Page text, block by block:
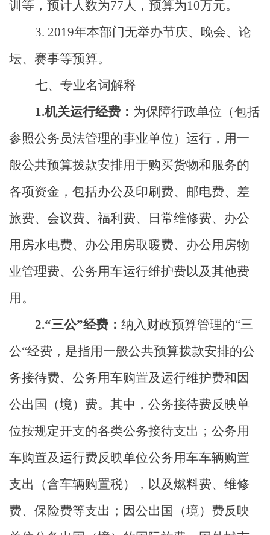
训等，预计人数为77人，预算为10万元。
3. 2019年本部门无举办节庆、晚会、论
坛、赛事等预算。
七、专业名词解释
1.机关运行经费： 为保障行政单位（包括
参照公务员法管理的事业单位）运行，用一
般公共预算拨款安排用于购买货物和服务的
各项资金，包括办公及印刷费、邮电费、差
旅费、会议费、福利费、日常维修费、办公
用房水电费、办公用房取暖费、办公用房物
业管理费、公务用车运行维护费以及其他费
用。
2.“三公”经费： 纳入财政预算管理的“三
公“经费，是指用一般公共预算拨款安排的公
务接待费、公务用车购置及运行维护费和因
公出国（境）费。其中，公务接待费反映单
位按规定开支的各类公务接待支出；公务用
车购置及运行费反映单位公务用车车辆购置
支出（含车辆购置税），以及燃料费、维修
费、保险费等支出；因公出国（境）费反映